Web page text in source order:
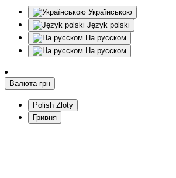
Українською
Język polski
На русском
На русском
Валюта грн
Polish Zloty
Гривня